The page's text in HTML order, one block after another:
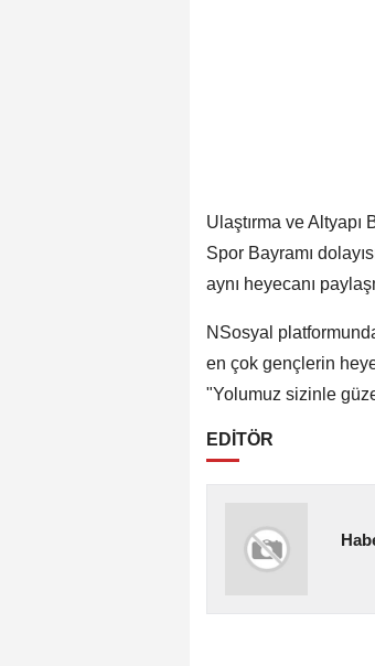
Ulaştırma ve Altyapı
Spor Bayramı
aynı heyecanı
NSosyal
en çok gençlerin
"Yolumuz sizinle
EDİTÖR